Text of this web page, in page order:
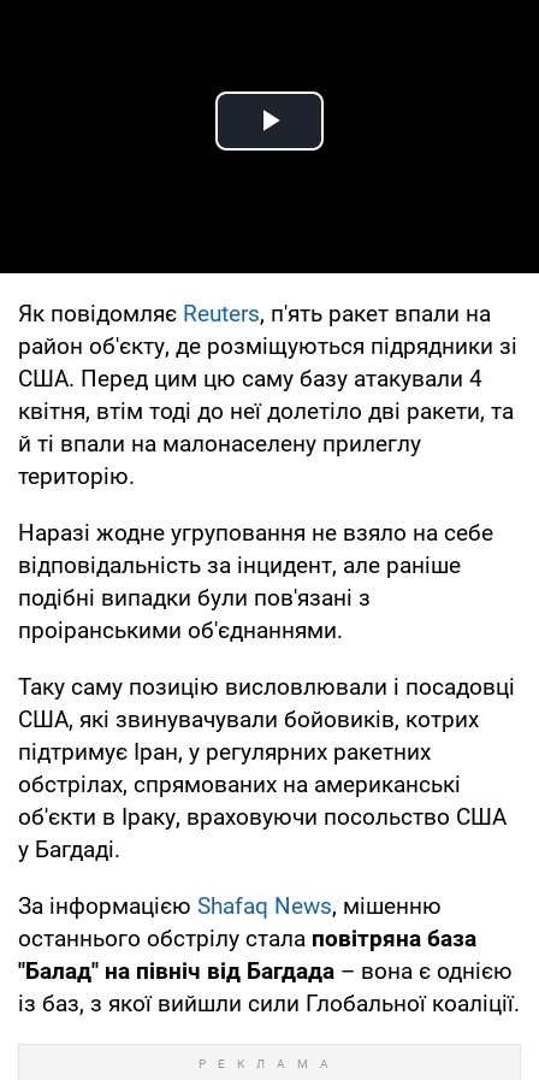
Play Video
Як повідомляє Reuters, п'ять ракет впали на
район об'єкту, де розміщуються підрядники зі
США. Перед цим цю саму базу атакували 4
квітня, втім тоді до неї долетіло дві ракети, та
й ті впали на малонаселену прилеглу
територію.
Наразі жодне угруповання не взяло на себе
відповідальність за інцидент, але раніше
подібні випадки були пов'язані з
проіранськими об'єднаннями.
Таку саму позицію висловлювали і посадовці
США, які звинувачували бойовиків, котрих
підтримує Іран, у регулярних ракетних
обстрілах, спрямованих на американські
об'єкти в Іраку, враховуючи посольство США
у Багдаді.
За інформацією Shafaq News, мішенню
останнього обстрілу стала повітряна база
"Балад" на північ від Багдада – вона є однією
із баз, з якої вийшли сили Глобальної коаліції.